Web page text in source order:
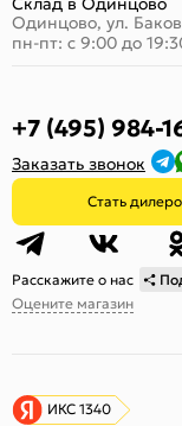
Одинцово, ул.
пн-пт: с 9:00 до
+7 (495) 984-
Заказать звонок
Стать
Расскажите о нас
Оцените магазин
ИКС 1340